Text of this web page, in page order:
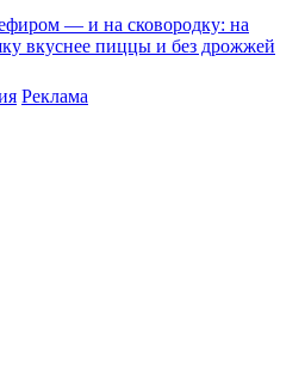
— и на сковородку: на
вкуснее пиццы и без дрожжей
Реклама